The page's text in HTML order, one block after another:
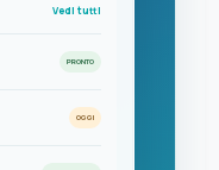
Vedi tutti
PRONTO
OGGI